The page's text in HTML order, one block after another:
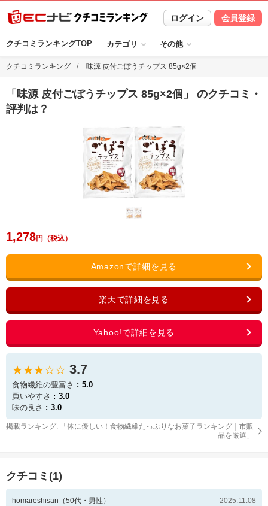
ログイン 会員登録
クチコミランキングTOP カテゴリ その他
クチコミランキング 味源 皮付ごぼうチップス 85g×2個
「 味源 皮付ごぼうチップス 85g×2個 」 のクチコミ・
評判は？
1,278
★★★☆☆ 3.7
食物繊維の豊富さ
5.0
買いやすさ
3.0
味の良さ
3.0
掲載ランキング: 「 体に優しい！食物繊維たっぷりなお菓子ランキング｜市販
品を厳選 」
クチコミ(1)
homareshisan （50代・ 男性 ） 2025.11.08